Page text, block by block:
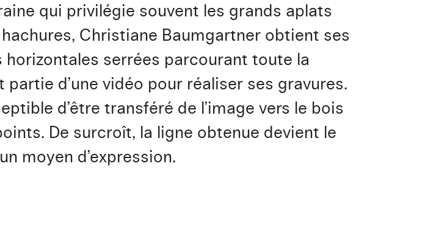
qui privilégie souvent les grands aplats
Christiane Baumgartner obtient ses
serrées parcourant toute la
d’une vidéo pour réaliser ses gravures.
d’être transféré de l’image vers le bois
De surcroît, la ligne obtenue devient le
moyen d’expression.